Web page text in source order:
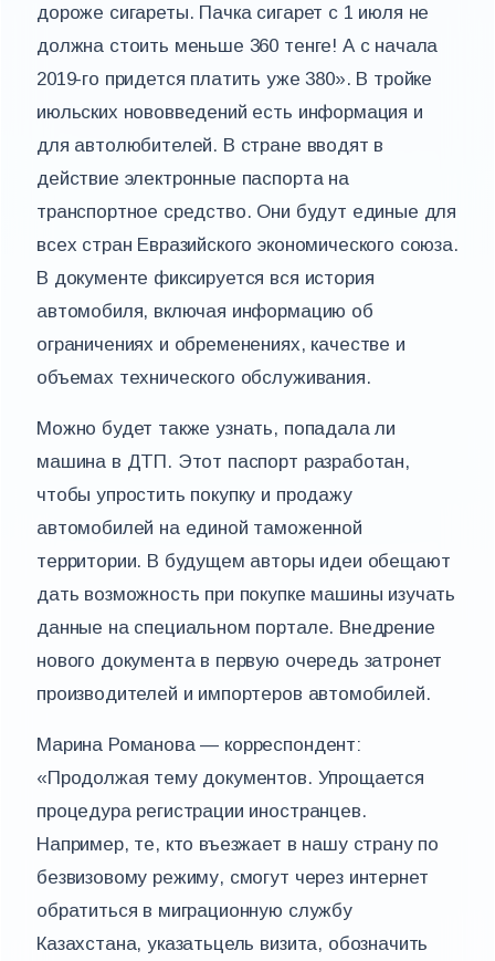
дороже сигареты. Пачка сигарет с 1 июля не
должна стоить меньше 360 тенге! А с начала
2019-го придется платить уже 380». В тройке
июльских нововведений есть информация и
для автолюбителей. В стране вводят в
действие электронные паспорта на
транспортное средство. Они будут единые для
всех стран Евразийского экономического союза.
В документе фиксируется вся история
автомобиля, включая информацию об
ограничениях и обременениях, качестве и
объемах технического обслуживания.
Можно будет также узнать, попадала ли
машина в ДТП. Этот паспорт разработан,
чтобы упростить покупку и продажу
автомобилей на единой таможенной
территории. В будущем авторы идеи обещают
дать возможность при покупке машины изучать
данные на специальном портале. Внедрение
нового документа в первую очередь затронет
производителей и импортеров автомобилей.
Марина Романова — корреспондент:
«Продолжая тему документов. Упрощается
процедура регистрации иностранцев.
Например, те, кто въезжает в нашу страну по
безвизовому режиму, смогут через интернет
обратиться в миграционную службу
Казахстана, указатьцель визита, обозначить